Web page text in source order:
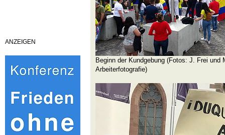
ANZEIGEN
Beginn der Kundgebung (Fotos: J. Frei und
Arbeiterfotografie)